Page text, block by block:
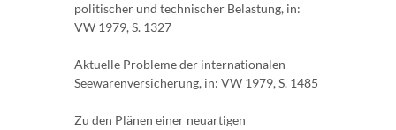
politischer und technischer Belastung, in:
VW 1979, S. 1327
Aktuelle Probleme der internationalen
Seewarenversicherung, in: VW 1979, S. 1485
Zu den Plänen einer neuartigen